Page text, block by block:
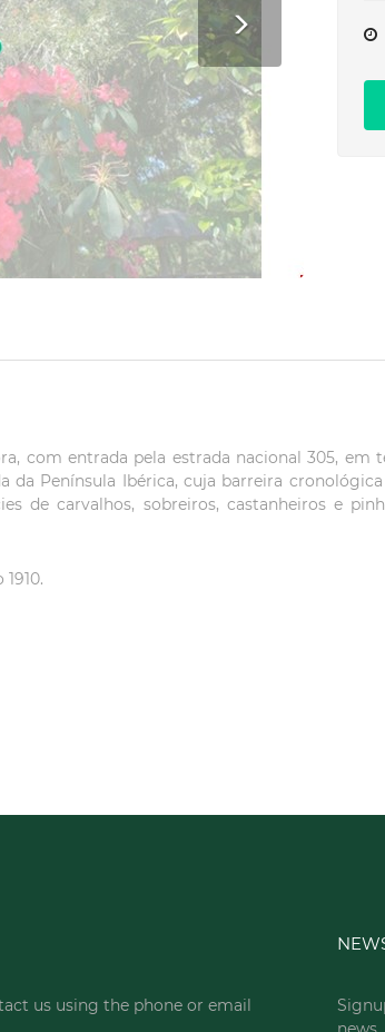
com entrada pela estrada nacional 305,
Península Ibérica, cuja barreira
de carvalhos, sobreiros, castanheiros e
us using the phone or email